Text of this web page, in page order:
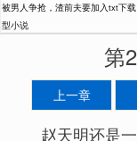
被男人争抢，渣前夫要加入txt下载
型小说
第
上一章
赵天明还是